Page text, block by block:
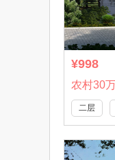
¥998
农村30
二层